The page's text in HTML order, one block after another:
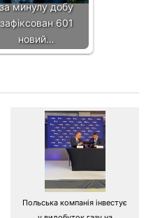
за минулу добу
зафіксован 601
новий…
Польська компанія інвестує